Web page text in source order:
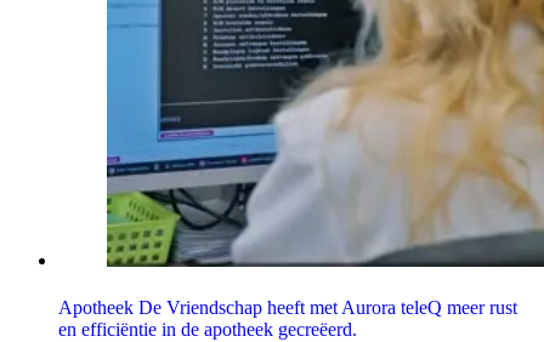
Apotheek De Vriendschap heeft met Aurora teleQ meer rust
en efficiëntie in de apotheek gecreëerd.